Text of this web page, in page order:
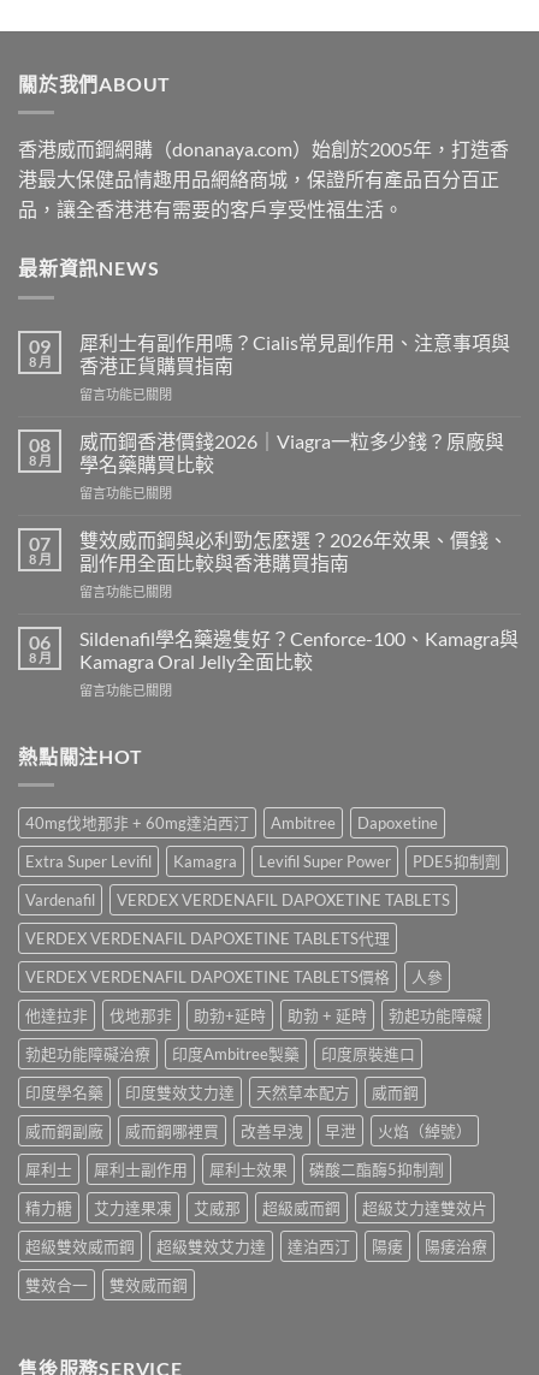
$329
關於我們ABOUT
香港威而鋼網購（donanaya.com）始創於2005年，打造香
港最大保健品情趣用品網絡商城，保證所有產品百分百正
品，讓全香港港有需要的客戶享受性福生活。
最新資訊NEWS
09
8 月
犀利士有副作用嗎？Cialis常見副作用、注意事項與
香港正貨購買指南
在
利
士
有
副
用
嗎？
Cialis
常
副
作
注
項
港
正
貨
購
買
指
南〉
中
留言功能已關閉
08
8 月
威而鋼香港價錢2026｜Viagra一粒多少錢？原廠與
學名藥購買比較
在
而
鋼
香
港
錢
2026
Viagra
多
原
廠
與
學
名
藥
購
買
比
較〉
中
留言功能已關閉
07
8 月
雙效威而鋼與必利勁怎麼選？2026年效果、價錢、
副作用全面比較與香港購買指南
在
效
威
而
鋼
利
麼
選？
2026
年
效
果、
價
錢、
副
作
用
全
面
比
較
與
香
購
指
南〉
中
留言功能已關閉
06
8 月
Sildenafil學名藥邊隻好？Cenforce-100、Kamagra與
Kamagra Oral Jelly全面比較
在
名
藥
隻
好？
Cenforce-
100、
Kamagra
與
Kamagra
Oral
Jelly
全
面
比
較〉
中
留言功能已關閉
熱點關注HOT
40mg伐地那非 + 60mg達泊西汀 Ambitree
Dapoxetine
Extra Super Levifil
Kamagra Levifil Super Power
PDE5抑制劑
Vardenafil
VERDEX VERDENAFIL DAPOXETINE TABLETS
VERDEX VERDENAFIL DAPOXETINE TABLETS代理
VERDEX VERDENAFIL DAPOXETINE TABLETS價格
人參
他達拉非
伐地那非 助勃+延時 助勃 + 延時
勃起功能障礙
勃起功能障礙治療
印度Ambitree製藥
印度原裝進口
印度學名藥
印度雙效艾力達 天然草本配方
威而鋼
威而鋼副廠
威而鋼哪裡買 改善早洩 早泄
火焰（綽號）
犀利士
犀利士副作用 犀利士效果
磷酸二酯酶5抑制劑
精力糖
艾力達果凍 艾威那 超級威而鋼
超級艾力達雙效片
超級雙效威而鋼
超級雙效艾力達 達泊西汀 陽痿
陽痿治療
雙效合一
雙效威而鋼
售後服務SERVICE